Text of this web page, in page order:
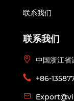
联系我们
联系我们
中国浙江省
+86-